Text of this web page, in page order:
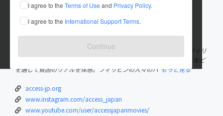
I agree to the Terms of Use and Privacy Policy.
I agree to the International Support Terms.
Continue
これまでに3回支援して5件のプロジェクトを投稿しています
在住国：日本 現在地：京都府
出身国：日本 出身地：京都府
【アクセス理事長 野田さよ】 大学４年時にアクセスと出会い、フィリ
ピン・スタディツアーに参加。都市スラムや農村でのホームステイなど
を通じて貧困のリアルを体感。フィリピンの人々のパ もっと見る
access-jp.org
www.instagram.com/access_japan
www.youtube.com/user/accessjapanmovies/